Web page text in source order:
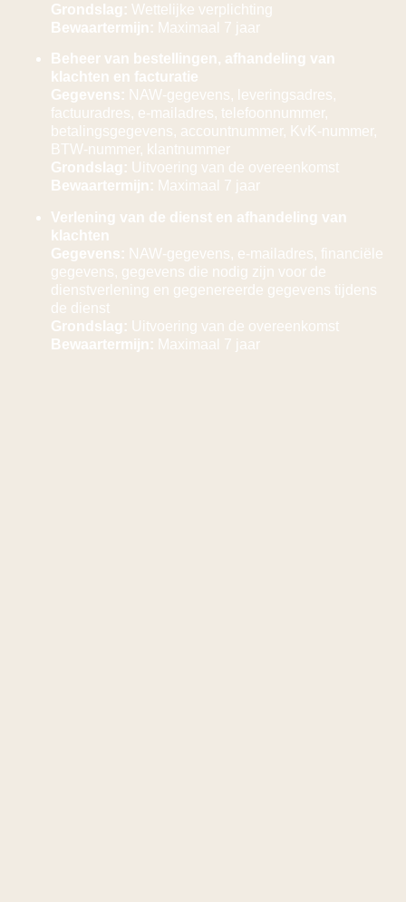
Grondslag: Wettelijke verplichting
Bewaartermijn: Maximaal 7 jaar
Beheer van bestellingen, afhandeling van
klachten en facturatie
Gegevens: NAW-gegevens, leveringsadres,
factuuradres, e-mailadres, telefoonnummer,
betalingsgegevens, accountnummer, KvK-nummer,
BTW-nummer, klantnummer
Grondslag: Uitvoering van de overeenkomst
Bewaartermijn: Maximaal 7 jaar
Verlening van de dienst en afhandeling van
klachten
Gegevens: NAW-gegevens, e-mailadres, financiële
gegevens, gegevens die nodig zijn voor de
dienstverlening en gegenereerde gegevens tijdens
de dienst
Grondslag: Uitvoering van de overeenkomst
Bewaartermijn: Maximaal 7 jaar